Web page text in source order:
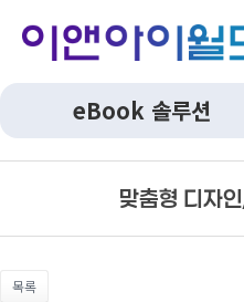
eBook 솔루션
맞춤형 디자
목록